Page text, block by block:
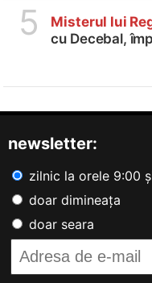
5 Misterul lui
cu Decebal,
newsletter:
zilnic la orele 9:00
doar dimineața
doar seara